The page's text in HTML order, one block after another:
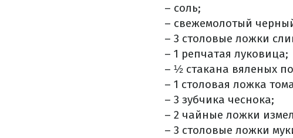
– соль;
– свежемолотый
– 3 столовые ложки
– 1 репчатая луковица;
– ½ стакана вяленых
– 1 столовая ложка
– 3 зубчика чеснока;
– 2 чайные ложки
– 3 столовые ложки